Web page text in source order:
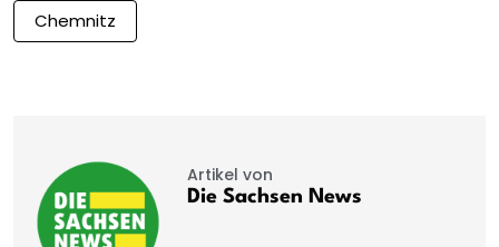
Chemnitz
Artikel von
Die Sachsen News